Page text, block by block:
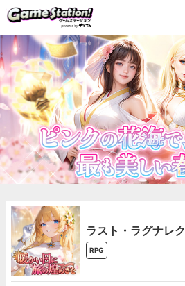
ラスト・ラグナレク
RPG